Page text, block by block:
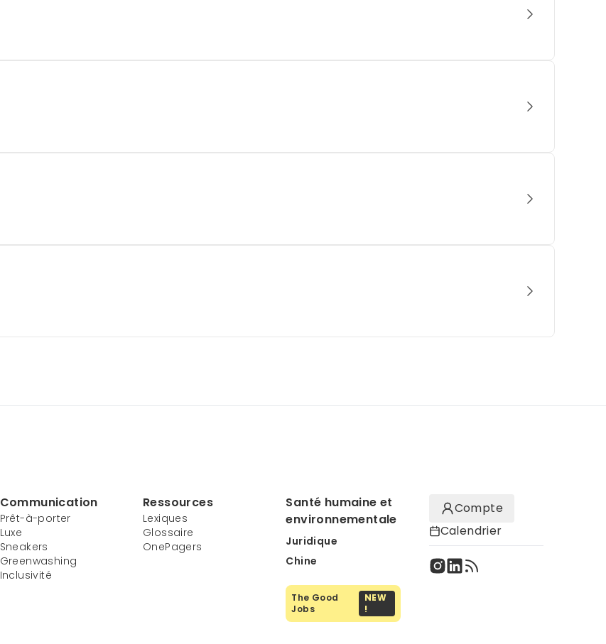
Communication
Prêt-à-porter
Luxe
Sneakers
Greenwashing
Inclusivité
Ressources
Lexiques
Glossaire
OnePagers
Santé humaine et
environnementale
Juridique
Chine
The Good
Jobs
NEW
!
Compte
Calendrier